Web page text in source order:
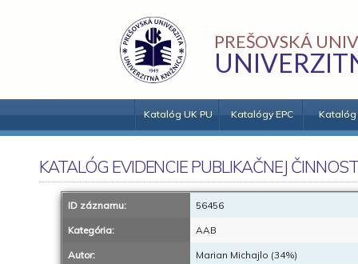
PREŠOVSKÁ
Katalóg UK PU Katalógy EPC Katalóg
KATALÓG EVIDENCIE PUBLIKAČNEJ
ID záznamu: 56456
Kategória: AAB
Autor: Marian Michajlo (34%)